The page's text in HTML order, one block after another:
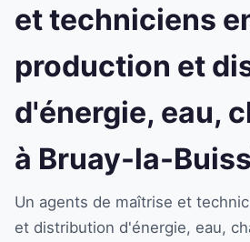
et techniciens
production et
d'énergie, eau,
à Bruay-la-
Un agents de maîtrise et
et distribution d'énergie, eau,